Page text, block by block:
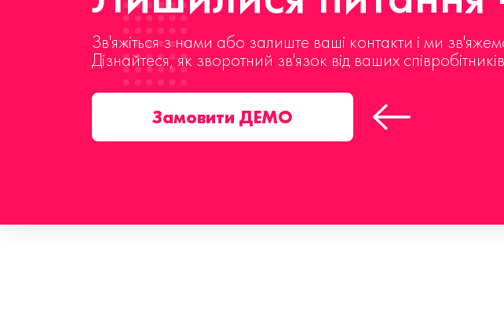
Зв'яжіться з нами або залиште ваші контакти і ми
Дізнайтеся, як зворотний зв'язок від ваших
Замовити ДЕМО